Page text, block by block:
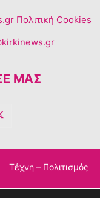
Πολιτική Cookies
ΜΑΣ
Τέχνη – Πολιτισμός